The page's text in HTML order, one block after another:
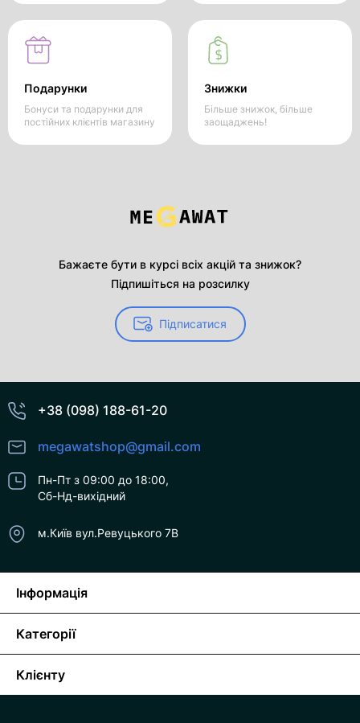
Подарунки
Бонуси та подарунки для
постійних клієнтів магазину
Знижки
Більше знижок, більше
заощаджень!
Бажаєте бути в курсі всіх акцій та знижок?
Підпишіться на розсилку
Підписатися
+38 (098) 188-61-20
megawatshop@gmail.com
Пн-Пт з 09:00 до 18:00,
Сб-Нд-вихідний
м.Київ вул.Ревуцького 7В
Інформація
Категорії
Клієнту